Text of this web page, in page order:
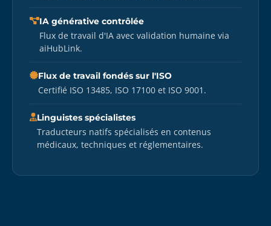
IA générative contrôlée
Flux de travail d'IA avec validation humaine via
aiHubLink.
Flux de travail fondés sur l'ISO
Certifié ISO 13485, ISO 17100 et ISO 9001.
Linguistes spécialistes
Traducteurs natifs spécialisés en contenus
médicaux, techniques et réglementaires.